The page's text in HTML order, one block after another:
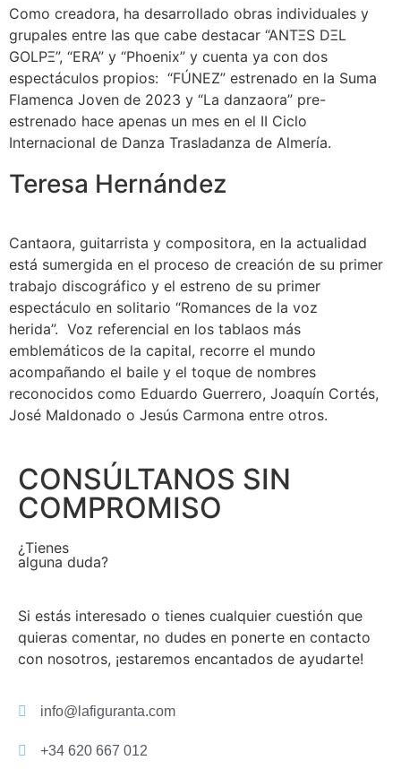
Como creadora, ha desarrollado obras individuales y
grupales entre las que cabe destacar “ANTΞS DΞL
GOLPΞ”, “ERA” y “Phoenix” y cuenta ya con dos
espectáculos propios: “FÚNEZ” estrenado en la Suma
Flamenca Joven de 2023 y “La danzaora” pre-
estrenado hace apenas un mes en el II Ciclo
Internacional de Danza Trasladanza de Almería.
Teresa Hernández
Cantaora, guitarrista y compositora, en la actualidad
está sumergida en el proceso de creación de su primer
trabajo discográfico y el estreno de su primer
espectáculo en solitario “Romances de la voz
herida”. Voz referencial en los tablaos más
emblemáticos de la capital, recorre el mundo
acompañando el baile y el toque de nombres
reconocidos como Eduardo Guerrero, Joaquín Cortés,
José Maldonado o Jesús Carmona entre otros.
CONSÚLTANOS SIN
COMPROMISO
¿Tienes
alguna duda?
Si estás interesado o tienes cualquier cuestión que
quieras comentar, no dudes en ponerte en contacto
con nosotros, ¡estaremos encantados de ayudarte!
info@lafiguranta.com
+34 620 667 012